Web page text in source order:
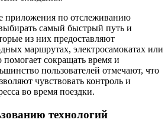
приложения по отслеживанию
самый быстрый путь и
из них предоставляют
маршрутах, электросамокатах или
сокращать время и
пользователей отмечают, что
чувствовать контроль и
во время поездки.
технологий